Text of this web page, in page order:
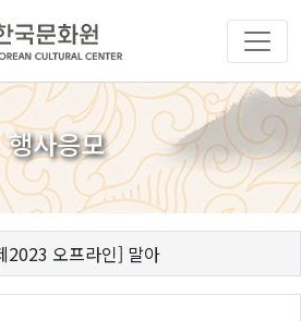
행사응모
2023 오프라인] 말아